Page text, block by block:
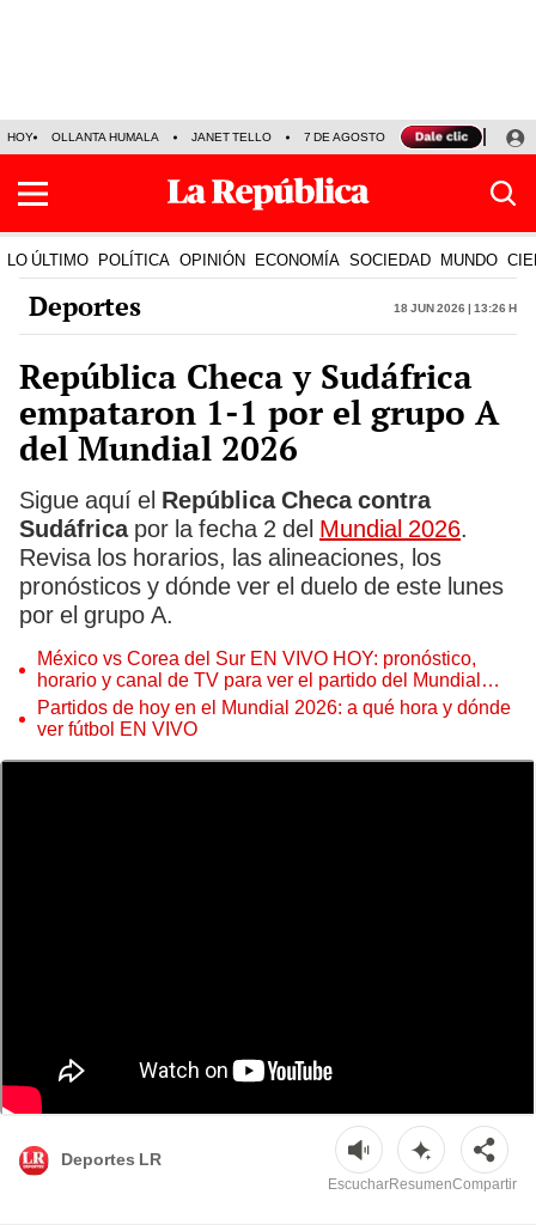
HOY OLLANTA HUMALA JANET TELLO 7 DE AGOSTO TINKA RESULTADOS
LO ÚLTIMO POLÍTICA OPINIÓN ECONOMÍA SOCIEDAD MUNDO
Deportes 18 Jun 2026 | 13:26 h
República Checa y Sudáfrica
empataron 1-1 por el grupo A
del Mundial 2026
Sigue aquí el República Checa contra
Sudáfricapor la fecha 2 del Mundial 2026.
Revisa los horarios, las alineaciones, los
pronósticos y dónde ver el duelo de este lunes
por el grupo A.
México vs Corea del Sur EN VIVO HOY: pronóstico,
horario y canal de TV para ver el partido del Mundial
2026
Partidos de hoy en el Mundial 2026: a qué hora y dónde
ver fútbol EN VIVO
Chequia y Sudáfrica medirán fuerzas en la fecha 2 del Mundial 2026. Foto:
Composición LR/ChatGPT
Deportes LR
EscucharResumenCompartir